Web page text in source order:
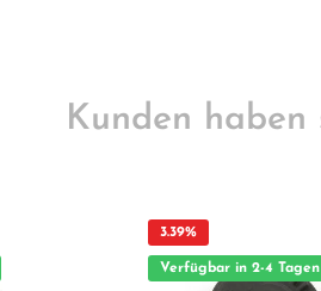
Kunden haben
3.39%
Verfügbar in 2-4 Tagen